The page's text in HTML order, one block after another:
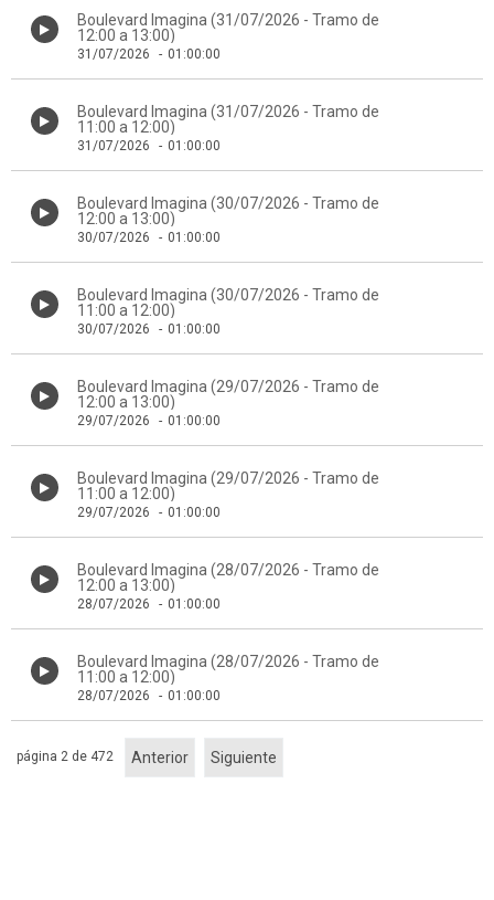
Boulevard Imagina (31/07/2026 - Tramo de
12:00 a 13:00)
31/07/2026 - 01:00:00
Boulevard Imagina (31/07/2026 - Tramo de
11:00 a 12:00)
31/07/2026 - 01:00:00
Boulevard Imagina (30/07/2026 - Tramo de
12:00 a 13:00)
30/07/2026 - 01:00:00
Boulevard Imagina (30/07/2026 - Tramo de
11:00 a 12:00)
30/07/2026 - 01:00:00
Boulevard Imagina (29/07/2026 - Tramo de
12:00 a 13:00)
29/07/2026 - 01:00:00
Boulevard Imagina (29/07/2026 - Tramo de
11:00 a 12:00)
29/07/2026 - 01:00:00
Boulevard Imagina (28/07/2026 - Tramo de
12:00 a 13:00)
28/07/2026 - 01:00:00
Boulevard Imagina (28/07/2026 - Tramo de
11:00 a 12:00)
28/07/2026 - 01:00:00
Anterior Siguiente
página 2 de 472